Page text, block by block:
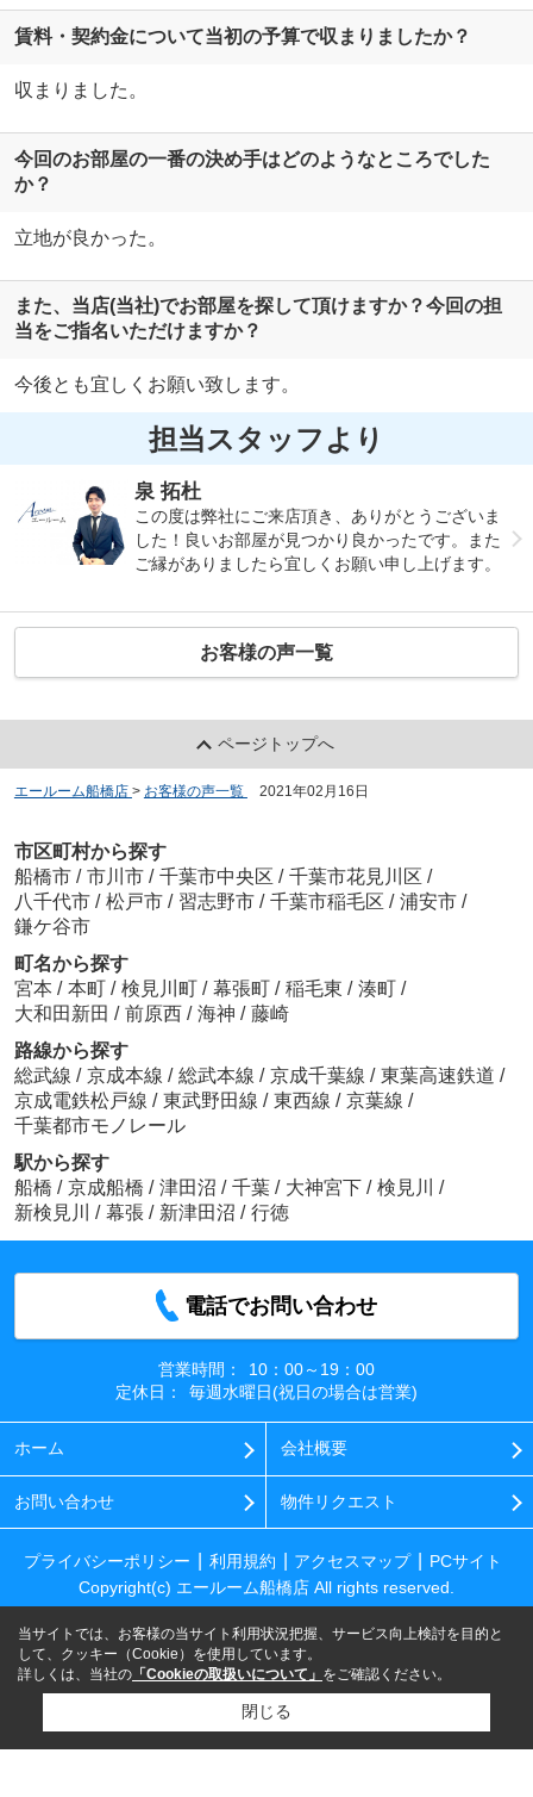
賃料・契約金について当初の予算で収まりましたか？
収まりました。
今回のお部屋の一番の決め手はどのようなところでした
か？
立地が良かった。
また、当店(当社)でお部屋を探して頂けますか？今回の担
当をご指名いただけますか？
今後とも宜しくお願い致します。
担当スタッフより
泉 拓杜
この度は弊社にご来店頂き、ありがとうございま
した！良いお部屋が見つかり良かったです。また
ご縁がありましたら宜しくお願い申し上げます。
お客様の声一覧
ページトップへ
エールーム船橋店 > お客様の声一覧 2021年02月16日
市区町村から探す
船橋市 / 市川市 / 千葉市中央区 / 千葉市花見川区 /
八千代市 / 松戸市 / 習志野市 / 千葉市稲毛区 / 浦安市 /
鎌ケ谷市
町名から探す
宮本 / 本町 / 検見川町 / 幕張町 / 稲毛東 / 湊町 /
大和田新田 / 前原西 / 海神 / 藤崎
路線から探す
総武線 / 京成本線 / 総武本線 / 京成千葉線 / 東葉高速鉄道 /
京成電鉄松戸線 / 東武野田線 / 東西線 / 京葉線 /
千葉都市モノレール
駅から探す
船橋 / 京成船橋 / 津田沼 / 千葉 / 大神宮下 / 検見川
/
新検見川
/ 幕張 / 新津田沼 / 行徳
電話でお問い合わせ
営業時間：
10：00～19：00
定休日：
毎週水曜日(祝日の場合は営業)
ホーム 会社概要
お問い合わせ 物件リクエスト
プライバシーポリシー 利用規約 アクセスマップ
PCサイト
Copyright(c) エールーム船橋店 All rights reserved.
当サイトでは、お客様の当サイト利用状況把握、サービス向上検討を目的と
して、クッキー（Cookie）を使用しています。
詳しくは、当社の 「Cookieの取扱いについて」 をご確認ください。
閉じる